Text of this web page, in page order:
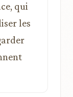
qui
les